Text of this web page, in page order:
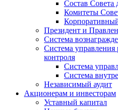
Состав Совета
Комитеты
Президент и
Система
Система управления
контроля
Система
Система
Независимый аудит
Акционерам и инвесторам
Уставный капитал